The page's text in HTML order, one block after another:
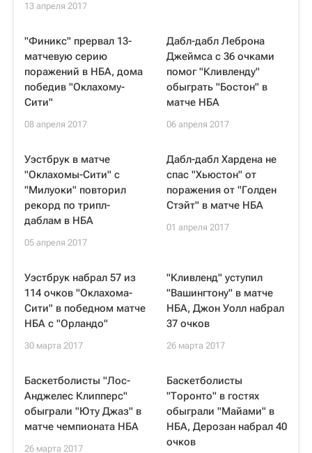
13 апреля 2017
"Финикс" прервал 13-
матчевую серию
поражений в НБА, дома
победив "Оклахому-
Сити"
08 апреля 2017
Дабл-дабл Леброна
Джеймса с 36 очками
помог "Кливленду"
обыграть "Бостон" в
матче НБА
06 апреля 2017
Уэстбрук в матче
"Оклахомы-Сити" с
"Милуоки" повторил
рекорд по трипл-
даблам в НБА
05 апреля 2017
Дабл-дабл Хардена не
спас "Хьюстон" от
поражения от "Голден
Стэйт" в матче НБА
01 апреля 2017
Уэстбрук набрал 57 из
114 очков "Оклахома-
Сити" в победном матче
НБА с "Орландо"
30 марта 2017
"Кливленд" уступил
"Вашингтону" в матче
НБА, Джон Уолл набрал
37 очков
26 марта 2017
Баскетболисты "Лос-
Анджелес Клипперс"
обыграли "Юту Джаз" в
матче чемпионата НБА
26 марта 2017
Баскетболисты
"Торонто" в гостях
обыграли "Майами" в
НБА, Дерозан набрал 40
очков